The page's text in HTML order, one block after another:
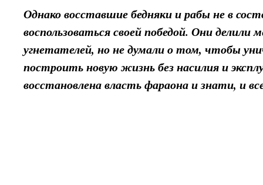
Однако восставшие бедняки и рабы не в
воспользоваться своей победой. Они делили
угнетателей, но не думали о том, чтобы
построить новую жизнь без насилия и
восстановлена власть фараона и знати, и